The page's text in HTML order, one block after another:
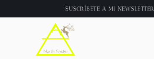
al
SUSCRÍBETE A MI NEWSLETTER